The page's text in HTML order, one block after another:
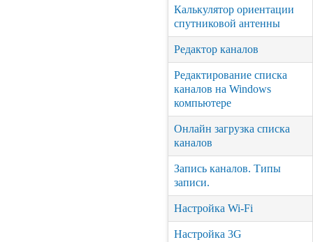
Калькулятор ориентации
спутниковой антенны
Редактор каналов
Редактирование списка
каналов на Windows
компьютере
Онлайн загрузка списка
каналов
Запись каналов. Типы
записи.
Настройка Wi-Fi
Настройка 3G